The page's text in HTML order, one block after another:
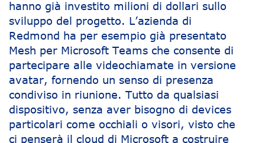
hanno già investito milioni di dollari sullo
sviluppo del progetto. L’azienda di
Redmond ha per esempio già presentato
Mesh per Microsoft Teams che consente di
partecipare alle videochiamate in versione
avatar, fornendo un senso di presenza
condiviso in riunione. Tutto da qualsiasi
dispositivo, senza aver bisogno di devices
particolari come occhiali o visori, visto che
ci penserà il cloud di Microsoft a costruire